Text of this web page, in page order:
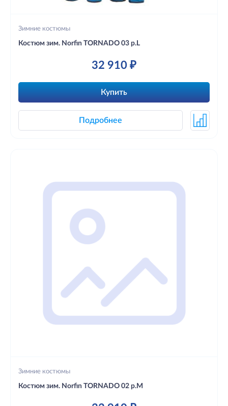
Зимние костюмы
Костюм зим. Norfin TORNADO 03 р.L
32 910 ₽
Купить
Подробнее
Зимние костюмы
Костюм зим. Norfin TORNADO 02 р.M